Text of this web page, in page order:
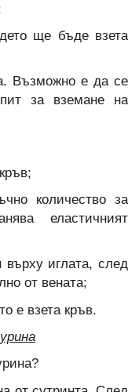
ще бъде взета
Възможно е да се
за вземане на
количество за
еластичният
върху иглата, след
от вената;
е взета кръв.